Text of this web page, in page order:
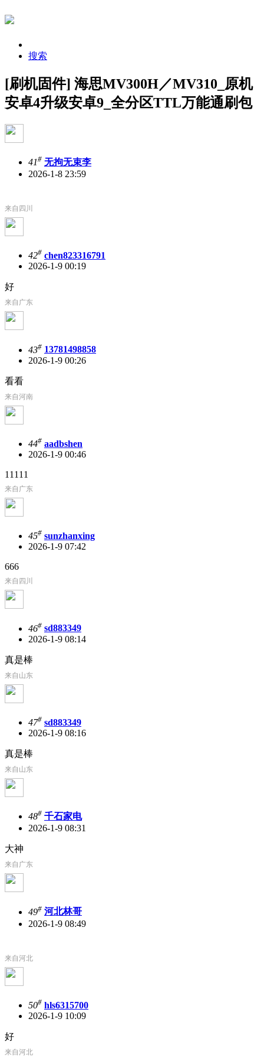
搜索
[刷机固件] 海思MV300H／MV310_原机
安卓4升级安卓9_全分区TTL万能通刷包
41# 无拘无束李
2026-1-8 23:59
来自四川
42# chen823316791
2026-1-9 00:19
好
来自广东
43# 13781498858
2026-1-9 00:26
看看
来自河南
44# aadbshen
2026-1-9 00:46
11111
来自广东
45# sunzhanxing
2026-1-9 07:42
666
来自四川
46# sd883349
2026-1-9 08:14
真是棒
来自山东
47# sd883349
2026-1-9 08:16
真是棒
来自山东
48# 千石家电
2026-1-9 08:31
大神
来自广东
49# 河北林哥
2026-1-9 08:49
来自河北
50# hls6315700
2026-1-9 10:09
好
来自河北